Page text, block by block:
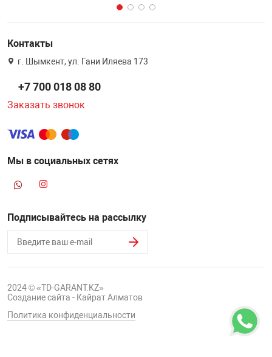
Контакты
г. Шымкент, ул. Гани Иляева 173
+7 700 018 08 80
Заказать звонок
Мы в социальных сетях
Подписывайтесь на рассылку
2024 © «TD-GARANT.KZ»
Создание сайта - Кайрат Алматов
Политика конфиденциальности